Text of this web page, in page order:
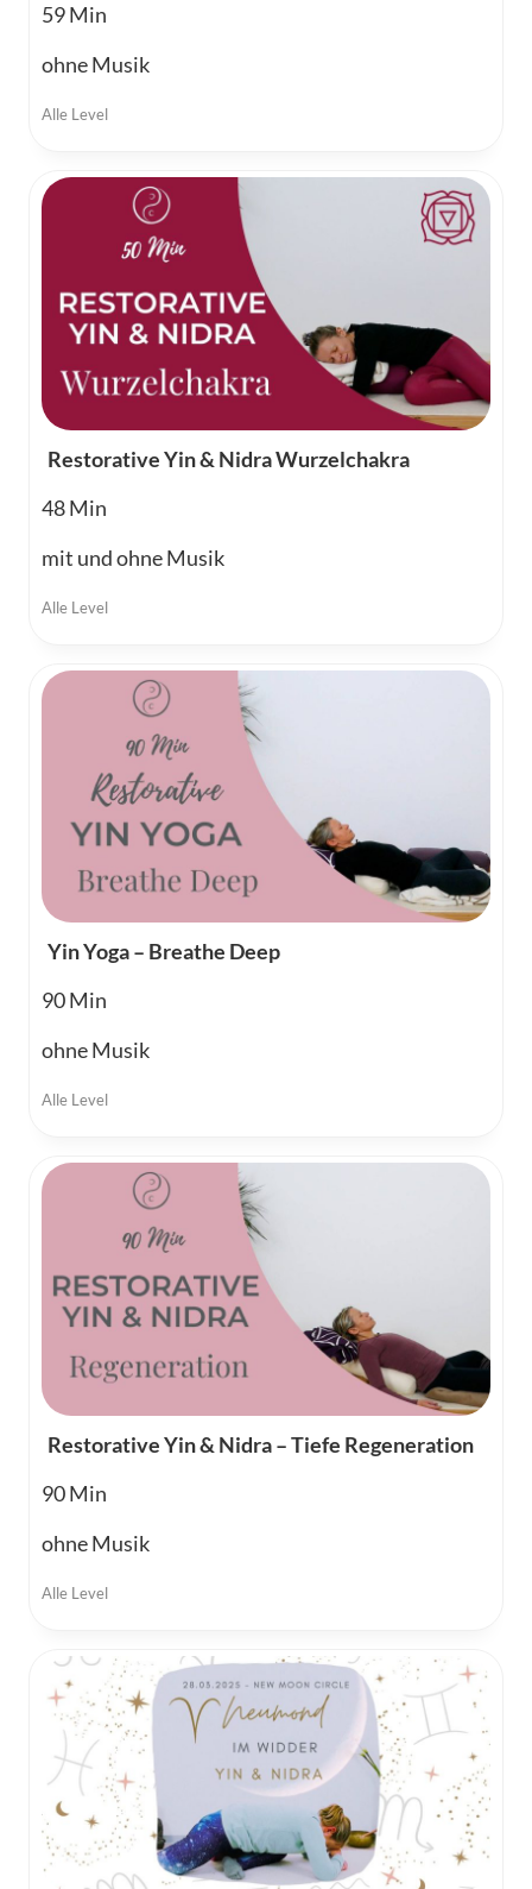
59
ohne Musik
Alle Level
Restorative Yin & Nidra Wurzelchakra
48
mit und ohne Musik
Alle Level
Yin Yoga – Breathe Deep
90
ohne Musik
Alle Level
Restorative Yin & Nidra – Tiefe Regeneration
90
ohne Musik
Alle Level